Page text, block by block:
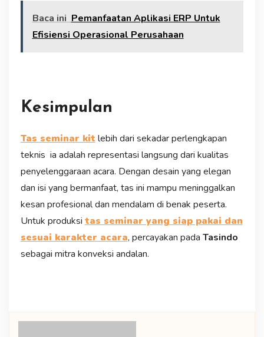
Baca ini Pemanfaatan Aplikasi ERP Untuk
Efisiensi Operasional Perusahaan
Kesimpulan
Tas seminar kit lebih dari sekadar perlengkapan
teknis ia adalah representasi langsung dari kualitas
penyelenggaraan acara. Dengan desain yang elegan
dan isi yang bermanfaat, tas ini mampu meninggalkan
kesan profesional dan mendalam di benak peserta.
Untuk produksi tas seminar yang siap pakai dan
sesuai karakter acara, percayakan pada Tasindo
sebagai mitra konveksi andalan.